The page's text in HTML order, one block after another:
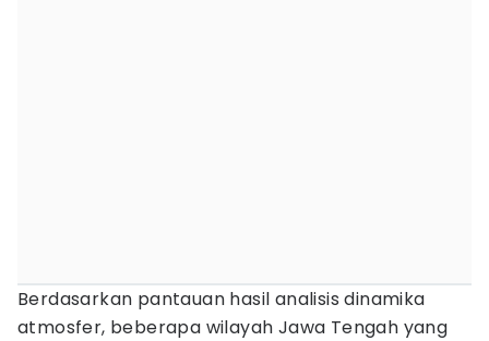
Berdasarkan pantauan hasil analisis dinamika
atmosfer, beberapa wilayah Jawa Tengah yang